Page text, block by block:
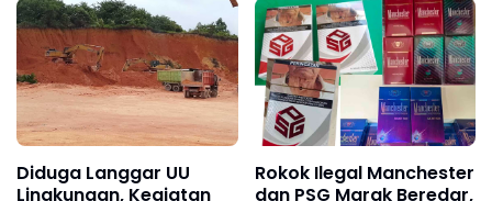
Diduga Langgar UU
Lingkungan, Kegiatan
Rokok Ilegal Manchester
dan PSG Marak Beredar,